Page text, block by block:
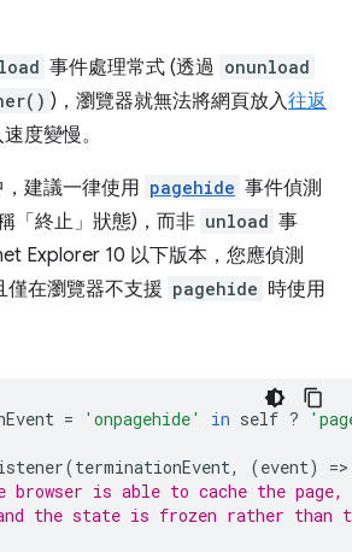
事件處理常式 (透過 onunload
)，瀏覽器就無法將網頁放入往返
度變慢。
建議一律使用 pagehide 事件偵測
「終止」 狀態)，而非 unload 事
Explorer 10 以下版本，您應偵測
僅在瀏覽器不支援 pagehide 時使用
= 'onpagehide' in self ?
(terminationEvent, (event) =>
is able to cache the page,
the state is frozen rather than